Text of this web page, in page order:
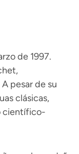
de 1997.
pesar de su
clásicas,
científico-